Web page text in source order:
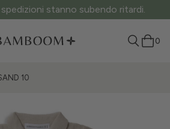
stanno subendo ritardi.
0
10